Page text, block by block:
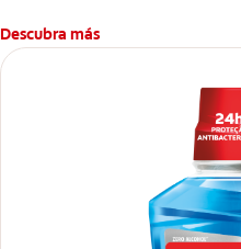
Descubra más